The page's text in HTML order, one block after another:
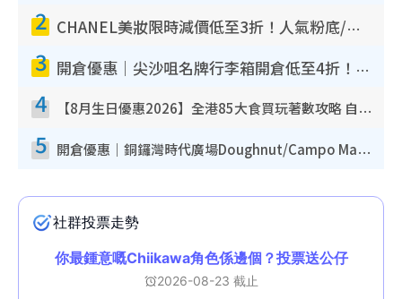
2 CHANEL美妝限時減價低至3折！人氣粉底/唇膏/精華液低至$275！COCO香水都有平
3 開倉優惠｜尖沙咀名牌行李箱開倉低至4折！一連5日 American Tourister/ace./Hallmark $200起！
4 【8月生日優惠2026】全港85大食買玩著數攻略 自助餐/火鍋放題同行免費＋誠品/DONKI送現金券
5 開倉優惠｜銅鑼灣時代廣場Doughnut/Campo Marzio開倉低至1折！背囊、書包、手袋劈價$200起